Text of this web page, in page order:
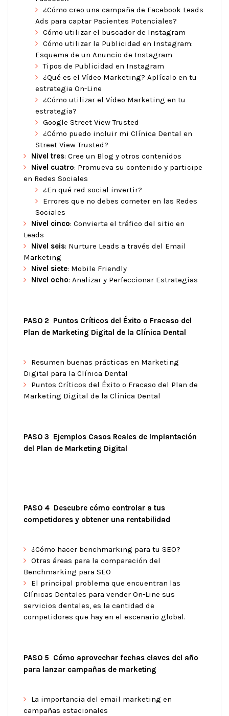
¿Cómo creo una campaña de Facebook Leads
Ads para captar Pacientes Potenciales?
Cómo utilizar el buscador de Instagram
Cómo utilizar la Publicidad en Instagram:
Esquema de un Anuncio de Instagram
Tipos de Publicidad en Instagram
¿Qué es el Vídeo Marketing? Aplícalo en tu
estrategia On-Line
¿Cómo utilizar el Vídeo Marketing en tu
estrategia?
Google Street View Trusted
¿Cómo puedo incluir mi Clínica Dental en
Street View Trusted?
Nivel tres: Cree un Blog y otros contenidos
Nivel cuatro: Promueva su contenido y participe
en Redes Sociales
¿En qué red social invertir?
Errores que no debes cometer en las Redes
Sociales
Nivel cinco: Convierta el tráfico del sitio en
Leads
Nivel seis: Nurture Leads a través del Email
Marketing
Nivel siete: Mobile Friendly
Nivel ocho: Analizar y Perfeccionar Estrategias
PASO 2 Puntos Críticos del Éxito o Fracaso del
Plan de Marketing Digital de la Clínica Dental
Resumen buenas prácticas en Marketing
Digital para la Clínica Dental
Puntos Críticos del Éxito o Fracaso del Plan de
Marketing Digital de la Clínica Dental
PASO 3 Ejemplos Casos Reales de Implantación
del Plan de Marketing Digital
PASO 4 Descubre cómo controlar a tus
competidores y obtener una rentabilidad
¿Cómo hacer benchmarking para tu SEO?
Otras áreas para la comparación del
Benchmarking para SEO
El principal problema que encuentran las
Clínicas Dentales para vender On-Line sus
servicios dentales, es la cantidad de
competidores que hay en el escenario global.
PASO 5 Cómo aprovechar fechas claves del año
para lanzar campañas de marketing
La importancia del email marketing en
campañas estacionales